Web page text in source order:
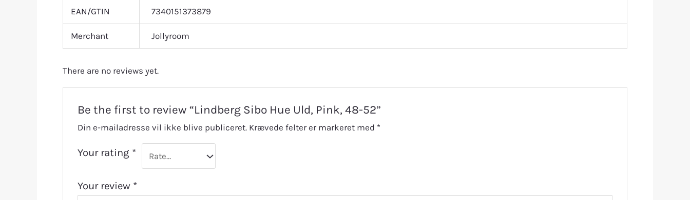
EAN/GTIN 7340151373879
Merchant Jollyroom
There are no reviews yet.
Be the first to review “Lindberg Sibo Hue Uld, Pink, 48-52”
Din e-mailadresse vil ikke blive publiceret. Krævede felter er markeret med *
Your rating *
Your review *